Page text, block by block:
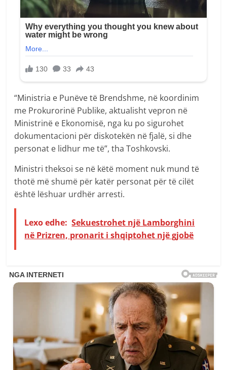
“Ministria e Punëve të Brendshme, në koordinim
me Prokurorinë Publike, aktualisht vepron në
Ministrinë e Ekonomisë, nga ku po sigurohet
dokumentacioni për diskotekën në fjalë, si dhe
personat e lidhur me të”, tha Toshkovski.
Ministri theksoi se në këtë moment nuk mund të
thotë më shumë për katër personat për të cilët
është lëshuar urdhër arresti.
Lexo edhe: Sekuestrohet një Lamborghini
në Prizren, pronarit i shqiptohet një gjobë